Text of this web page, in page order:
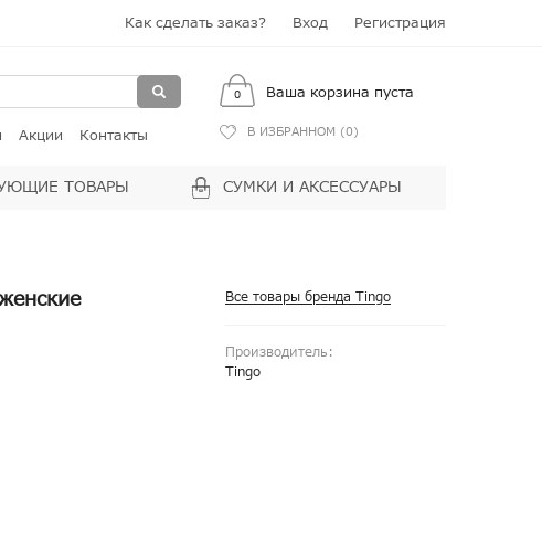
Как сделать заказ? Вход Регистрация
Акции Контакты
0 Ваша корзина пуста
В ИЗБРАННОМ (0)
ТОВАРЫ СУМКИ И АКСЕССУАРЫ
Все товары бренда Tingo
Производитель:
Tingo